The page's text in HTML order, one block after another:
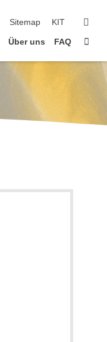
Sitemap KIT
Über uns FAQ